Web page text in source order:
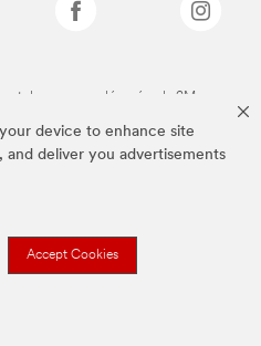
device to enhance site
and deliver you advertisements
Accept Cookies
des marques déposées de 3M.